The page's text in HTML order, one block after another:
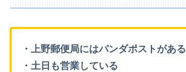
・上野郵便局にはパンダポストがある
・土日も営業している